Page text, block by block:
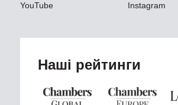
YouTube
Instagram
Наші рейтинги